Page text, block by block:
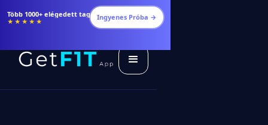
Étrendek, receptek és edzéstervek
★★★★★ Ingyenes Próba →